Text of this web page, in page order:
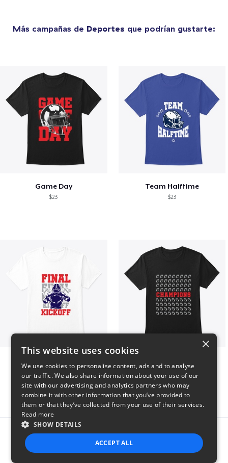
Más campañas de Deportes que podrían gustarte:
Game Day
$23
Team Halftime
$23
$23 $23
Report this product
×
This website uses cookies
We use cookies to personalise content, ads and to analyse
our traffic. We also share information about your use of our
site with our advertising and analytics partners who may
combine it with other information that you’ve provided to
them or that they’ve collected from your use of their services.
Read more
SHOW DETAILS
ACCEPT ALL